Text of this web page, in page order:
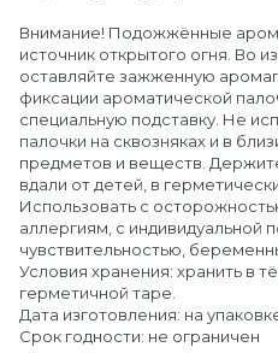
Внимание! Подожжённые
источник открытого огня. Во
оставляйте зажженную
фиксации ароматической
специальную подставку. Не
палочки на сквозняках и в
предметов и веществ.
вдали от детей, в
Использовать с
аллергиям, с индивидуальной
чувствительностью,
Условия хранения: хранить в
герметичной таре.
Дата изготовления: на
Срок годности: не ограничен